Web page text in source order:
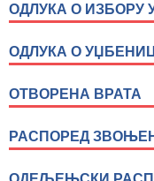
ОДЛУКА О ИЗБОРУ
ОДЛУКА О
ОТВОРЕНА ВРАТА
РАСПОРЕД